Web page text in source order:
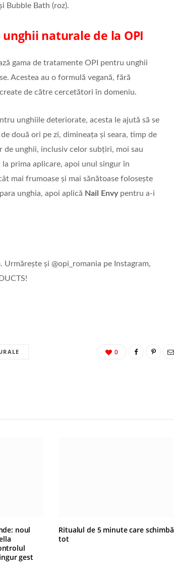
Bubble Bath (roz).
naturale de la OPI
gama de tratamente OPI pentru unghii
Acestea au o formulă vegană, fără
de către cercetători în domeniu.
unghiile deteriorate, acesta le ajută să se
două ori pe zi, dimineața și seara, timp de
unghii, inclusiv celor subțiri, moi sau
prima aplicare, apoi unul singur în
mai frumoase și mai sănătoase folosește
unghia, apoi aplică Nail Envypentru a-i
și @opi_romania pe Instagram,
0
noul
gest
Ritualul de 5 minute care schimbă
tot